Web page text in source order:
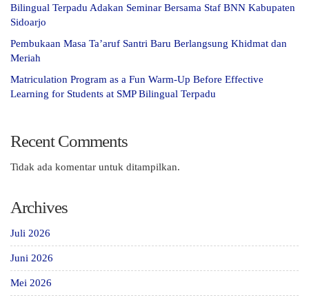
Bilingual Terpadu Adakan Seminar Bersama Staf BNN Kabupaten
Sidoarjo
Pembukaan Masa Ta’aruf Santri Baru Berlangsung Khidmat dan
Meriah
Matriculation Program as a Fun Warm-Up Before Effective
Learning for Students at SMP Bilingual Terpadu
Recent Comments
Tidak ada komentar untuk ditampilkan.
Archives
Juli 2026
Juni 2026
Mei 2026